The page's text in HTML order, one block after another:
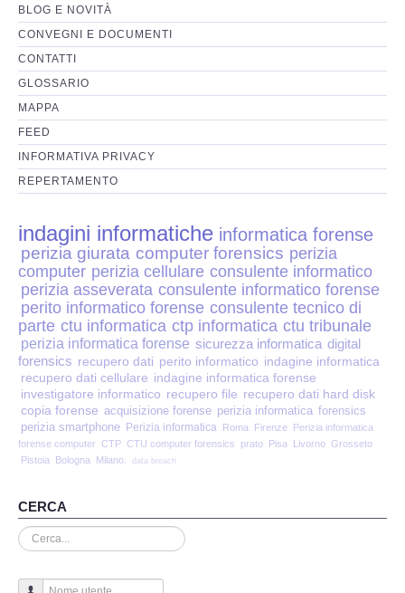
Perizia Contratti ICT
Perizia Disp. Elettronici
Perizia Stalking
Perizia Cyber Bullismo
Incarichi CTU e CTP
Perizia Centralini PBX e VOIP
Perizia Estimo
Perizia Documento informatico
Perizia Cloud
Perizia E-mail
Perizia Truffa Banca e Online
Perizia Dash Cam
BLOG E NOVITÀ
CONVEGNI E DOCUMENTI
CONTATTI
GLOSSARIO
MAPPA
FEED
INFORMATIVA PRIVACY
REPERTAMENTO
indagini informatiche informatica forense
perizia giurata computer forensics perizia
computer perizia cellulare consulente informatico
perizia asseverata consulente informatico forense
perito informatico forense consulente tecnico di
parte ctu informatica ctp informatica ctu tribunale
perizia informatica forense sicurezza informatica digital
forensics recupero dati perito informatico indagine informatica
recupero dati cellulare indagine informatica forense
investigatore informatico recupero file recupero dati hard disk
copia forense acquisizione forense perizia informatica forensics
perizia smartphone Perizia informatica Roma Firenze Perizia informatica
forense computer CTP CTU computer forensics prato Pisa Livorno Grosseto
Pistoia
Bologna Milano. data breach
CERCA
Cerca...